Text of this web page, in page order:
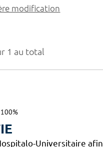
1 au total
100%
Universitaire afin
modification